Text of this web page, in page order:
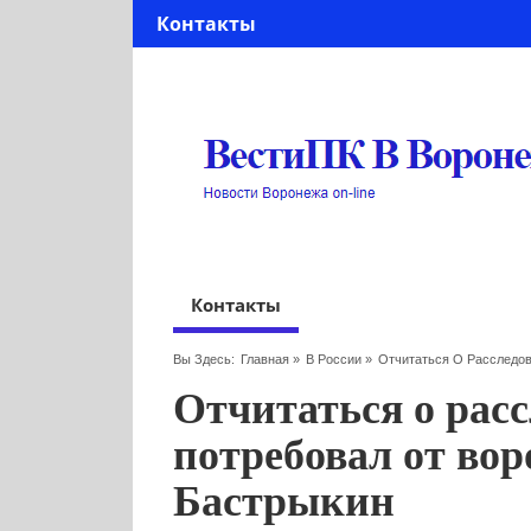
Контакты
Контакты
Вы Здесь: Главная» В России » Отчитаться О
Отчитаться о
потребовал от
Бастрыкин